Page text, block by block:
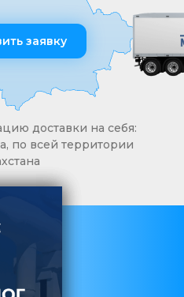
доставки на себя:
по всей территории
заявку